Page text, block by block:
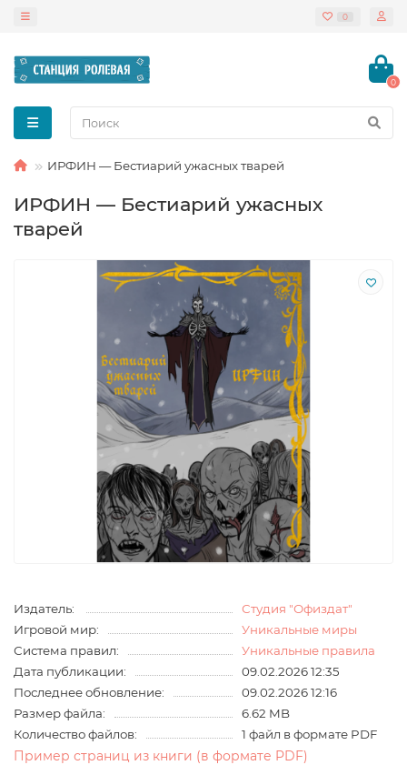
0
0
ИРФИН — Бестиарий ужасных тварей
ИРФИН — Бестиарий ужасных
тварей
Издатель:
Студия "Офиздат"
Игровой мир:
Уникальные миры
Система правил:
Уникальные правила
Дата публикации:
09.02.2026 12:35
Последнее обновление:
09.02.2026 12:16
Размер файла:
6.62 MB
Количество файлов:
1 файл в формате PDF
Пример страниц из книги (в формате PDF)